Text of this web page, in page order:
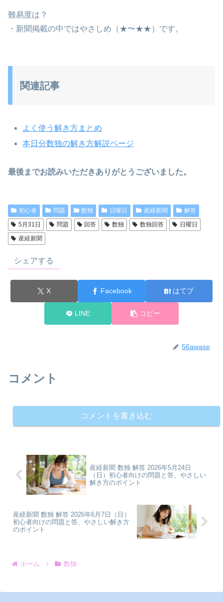
難易度は？
・新聞掲載の中ではやさしめ（★〜★★）です。
関連記事
よく使う解き方まとめ
本日分数独の解き方解説ページ
最後までお読みいただきありがとうございました。
初心者 問題 数独 日曜日 産経新聞
解答
5月31日
問題 回答 数独 数独回答
日曜日
産経新聞
シェアする
X Facebook はてブ
LINE コピー
56awase
コメント
コメントを書き込む
産経新聞 数独 解答 2026年5月24日
（日）初心者向けの問題と答、やさしい
解き方のポイント
産経新聞 数独 解答 2026年6月7日（日）
初心者向けの問題と答、やさしい解き方
のポイント
ホーム 数独